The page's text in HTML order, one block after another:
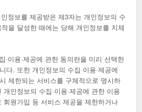
정보를 제공받은 제3자는 개인정보의 수
을 달성한 때에는 당해 개인정보를 지체
·이용·제공에 관한 동의란을 미리 선택한
다. 또한 개인정보의 수집·이용·제공에
제한되는 서비스를 구체적으로 명시하
인정보의 수집·이용·제공에 관한 이용
회원가입 등 서비스 제공을 제한하거나